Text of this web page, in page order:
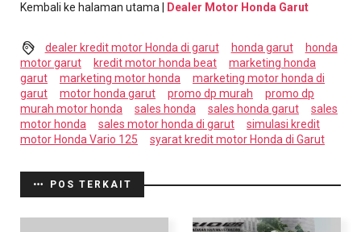
Kembali ke halaman utama | Dealer Motor Honda Garut
dealer kredit motor Honda di garut honda garut
honda
motor garut
kredit motor honda beat
marketing honda
garut
marketing motor honda
marketing motor honda di
garut
motor honda garut promo dp murah
promo dp
murah motor honda
sales honda sales honda garut
sales
motor honda
sales motor honda di garut
simulasi kredit
motor Honda Vario 125
syarat kredit motor Honda di Garut
POS TERKAIT